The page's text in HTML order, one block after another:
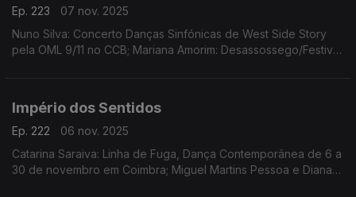
Ep. 223
07 nov. 2025
Nuno Silva: Concerto Danças Sinfónicas de West Side Story
pela OML 9/11 no CCB; Mariana Amorim: Desassossego/Festival
Império dos Sentidos
Ep. 222
06 nov. 2025
Catarina Saraiva: Linha de Fuga, Dança Contemporânea de 6 a
30 de novembro em Coimbra; Miguel Martins Pessoa e Diana